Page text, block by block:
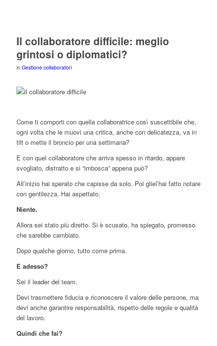
Il collaboratore difficile: meglio
grintosi o diplomatici?
in Gestione collaboratori
Come ti comporti con quella collaboratrice così suscettibile che,
ogni volta che le muovi una critica, anche con delicatezza, va in
tilt o mette il broncio per una settimana?
E con quel collaboratore che arriva spesso in ritardo, appare
svogliato, distratto e si “imbosca” appena può?
All’inizio hai sperato che capisse da solo. Poi gliel’hai fatto notare
con gentilezza. Hai aspettato.
Niente.
Allora sei stato più diretto. Si è scusato, ha spiegato, promesso
che sarebbe cambiato.
Dopo qualche giorno, tutto come prima.
E adesso?
Sei il leader del team.
Devi trasmettere fiducia e riconoscere il valore delle persone, ma
devi anche garantire responsabilità, rispetto delle regole e qualità
del lavoro.
Quindi che fai?